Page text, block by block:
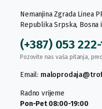
Nemanjina Zgrada Linea
Republika Srpska, Bosna
(+387) 053 222-
Pozovite nas vaša pitanja,
Email:
Radno vrijeme
Pon-Pet 08:00-19:00